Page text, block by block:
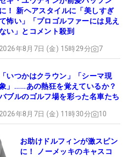
に！ 新ヘアスタイルに「美しすぎ
怖い」「プロゴルファーには見え
い」とコメント殺到
年8月7日 (金) 15時29分 7
「いつかはクラウン」「シーマ現
」……あの熱狂を覚えているか？
ブルのゴルフ場を彩った名車たち
年8月7日 (金) 11時30分 10
お助けドルフィンが激スピン
に！ ノーメッキのキャスコ